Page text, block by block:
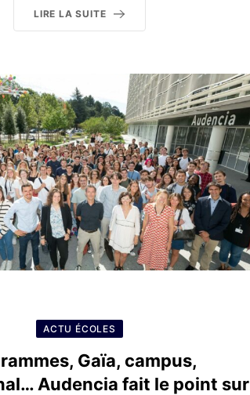
LIRE LA SUITE
ACTU ÉCOLES
Gaïa, campus,
Audencia fait le point sur